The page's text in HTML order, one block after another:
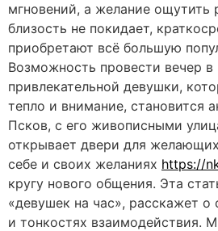
мгновений, а желание ощутить
близость не покидает,
приобретают всё большую
Возможность провести вечер в
привлекательной девушки,
тепло и внимание, становится
Псков, с его живописными
открывает двери для
себе и своих желаниях https://
кругу нового общения. Эта
«девушек на час», расскажет о
и тонкостях взаимодействия.